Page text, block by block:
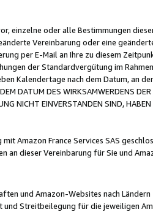
einzelne oder alle Bestimmungen
Vereinbarung oder eine
per E-Mail an Ihre zu diesem
der Standardvergütung im
Kalendertage nach dem Datum, an
DATUM DES WIRKSAMWERDENS
NICHT EINVERSTANDEN SIND,
mit Amazon France Services SAS
an dieser Vereinbarung für Sie und
und Amazon-Websites nach Ländern
und Streitbeilegung für die jeweiligen